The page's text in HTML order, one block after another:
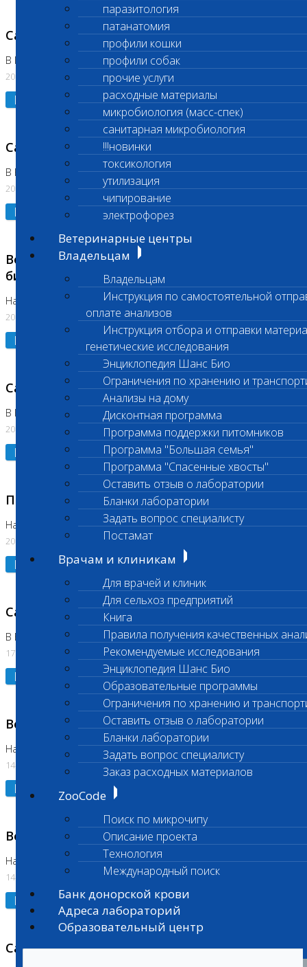
паразитология
патанатомия
профили кошки
профили собак
прочие услуги
расходные материалы
микробиология (масс-спек)
санитарная микробиология
!!!новинки
токсикология
утилизация
чипирование
электрофорез
Ветеринарные центры
Владельцам
Владельцам
Инструкция по самостоятельной
оплате анализов
Инструкция отбора и отправки
генетические исследования
Энциклопедия Шанс Био
Ограничения по хранению и
Анализы на дому
Дисконтная программа
Программа поддержки питомников
Программа "Большая семья"
Программа "Спасенные хвосты"
Оставить отзыв о лаборатории
Бланки лаборатории
Задать вопрос специалисту
Постамат
Врачам и клиникам
Для врачей и клиник
Для сельхоз предприятий
Книга
Правила получения качественных
Рекомендуемые исследования
Энциклопедия Шанс Био
Образовательные программы
Ограничения по хранению и
Оставить отзыв о лаборатории
Бланки лаборатории
Задать вопрос специалисту
Заказ расходных материалов
ZooCode
Поиск по микрочипу
Описание проекта
Технология
Международный поиск
Банк донорской крови
Адреса лабораторий
Образовательный центр
Санитарные дни
В Коломне 24.07.2026 и 28.07.2026
20.07.2026
Подробнее
Санитарный день
В Бутово 21.07.2026
20.07.2026
Подробнее
Возобновлено выполнение срочных
биохимических исследований
На Нагорной
20.07.2026
Подробнее
Санитарный день
В Коломне 20.07.2026
20.07.2026
Подробнее
Приостановлено выполнение исследования
На Нагорной
20.07.2026
Подробнее
Санитарный день
В Бутово
17.07.2026
Подробнее
Возобновлено выполнение исследования
На Нагорной (Код 961, 962)
14.07.2026
Подробнее
Возобновлено выполнение исследования
На Нагорной (Код 157)
14.07.2026
Подробнее
Санитарный день